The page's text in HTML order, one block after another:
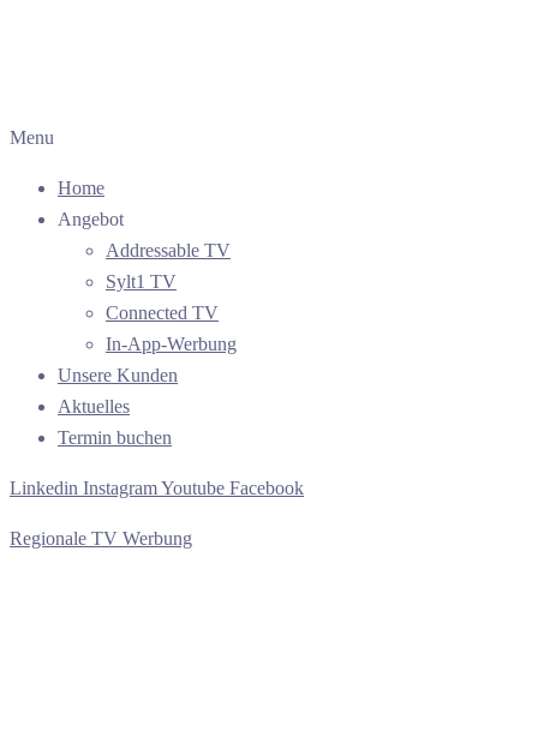
Menu
Home
Angebot
Addressable TV
Sylt1 TV
Connected TV
In-App-Werbung
Unsere Kunden
Aktuelles
Termin buchen
Linkedin InstagramYoutube Facebook
Regionale TV Werbung